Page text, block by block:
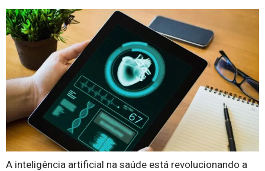
A inteligência artificial na saúde está revolucionando a